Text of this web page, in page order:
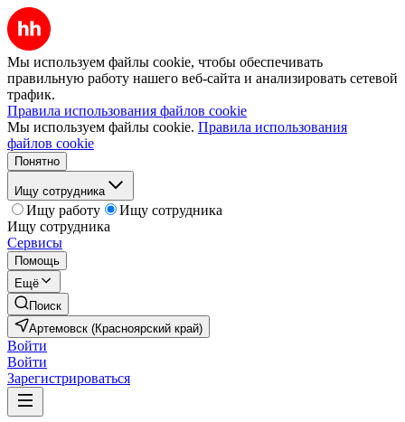
Мы используем файлы cookie, чтобы обеспечивать
правильную работу нашего веб-сайта и анализировать сетевой
трафик.
Правила использования файлов cookie
Мы используем файлы cookie. Правила использования
файлов cookie
Понятно
Ищу сотрудника
Ищу работу
Ищу сотрудника
Ищу сотрудника
Сервисы
Помощь
Ещё
Поиск
Артемовск (Красноярский край)
Войти
Войти
Зарегистрироваться